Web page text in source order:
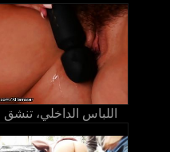
اللباس الداخلي، تنشق